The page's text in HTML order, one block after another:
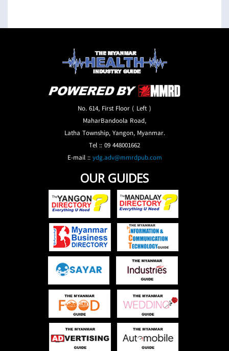
No. 614, First Floor ( Left )
MaharBandoola Road,
Latha Township, Yangon, Myanmar.
Tel :: 09 448001662
E-mail ::ydg.adv@mmrdpub.com
OUR GUIDES